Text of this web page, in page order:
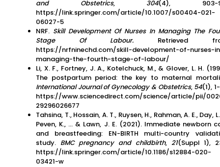
and Obstetrics, 304(4), 903-
https://link.springer.com/article/10.1007/s00404-021-
06027-5
NRF. Skill Development Of Nurses In Managing The
Stage Of Labour. Retrieved
https://nrfninechd.com/skill-development-of-nurses-
managing-the-fourth-stage-of-labour/
Li, X. F., Fortney, J. A., Kotelchuck, M., & Glover, L. H.
The postpartum period: the key to maternal
International Journal of Gynecology & Obstetrics, 54(1),
https://www.sciencedirect.com/science/article/pii/
29296026677
Tahsina, T., Hossain, A. T., Ruysen, H., Rahman, A. E., Day,
Peven, K., … & Lawn, J. E. (2021). Immediate newborn
and breastfeeding: EN-BIRTH multi-country
study. BMC pregnancy and childbirth, 21(Suppl 1),
https://link.springer.com/article/10.1186/s12884-020-
03421-w